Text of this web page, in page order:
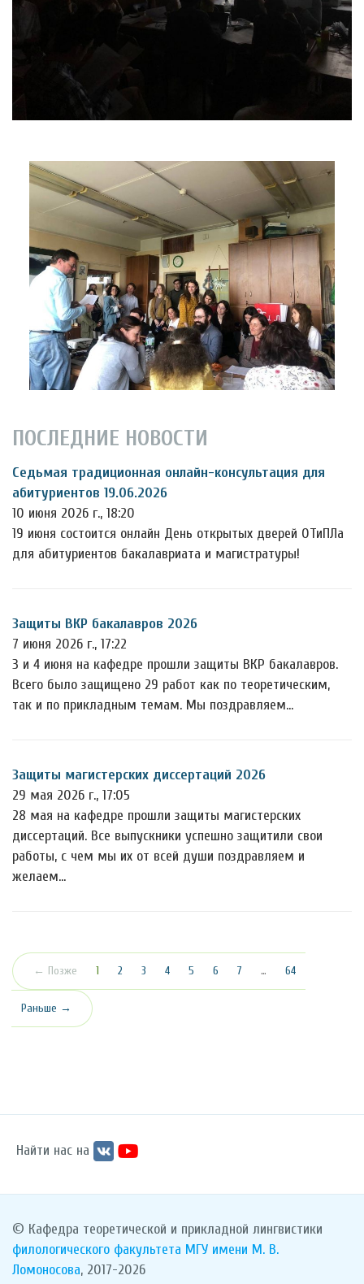
ПОСЛЕДНИЕ НОВОСТИ
Седьмая традиционная онлайн-консультация для
абитуриентов 19.06.2026
10 июня 2026 г., 18:20
19 июня состоится онлайн День открытых дверей ОТиПЛа
для абитуриентов бакалавриата и магистратуры!
Защиты ВКР бакалавров 2026
7 июня 2026 г., 17:22
3 и 4 июня на кафедре прошли защиты ВКР бакалавров.
Всего было защищено 29 работ как по теоретическим,
так и по прикладным темам. Мы поздравляем…
Защиты магистерских диссертаций 2026
29 мая 2026 г., 17:05
28 мая на кафедре прошли защиты магистерских
диссертаций. Все выпускники успешно защитили свои
работы, с чем мы их от всей души поздравляем и
желаем…
← Позже 1 (текущая)
2 3 4 5 6 7 … 64
Раньше →
Найти нас на
© Кафедра теоретической и прикладной лингвистики
филологического факультета МГУ имени М. В.
Ломоносова, 2017-2026